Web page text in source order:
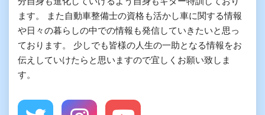
ます。 また自動車整備士の資格も活かし車に関する情報
や日々の暮らしの中での情報も発信していきたいと思っ
ております。 少しでも皆様の人生の一助となる情報をお
伝えしていけたらと思いますので宜しくお願い致しま
す。